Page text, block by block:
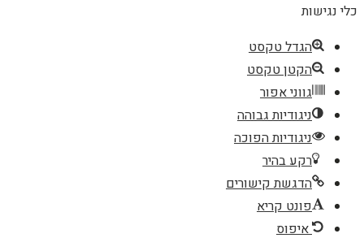
כלי נגישות
הגדל טקסט
הקטן טקסט
גווני אפור
ניגודיות גבוהה
ניגודיות הפוכה
רקע בהיר
הדגשת קישורים
פונט קריא
איפוס